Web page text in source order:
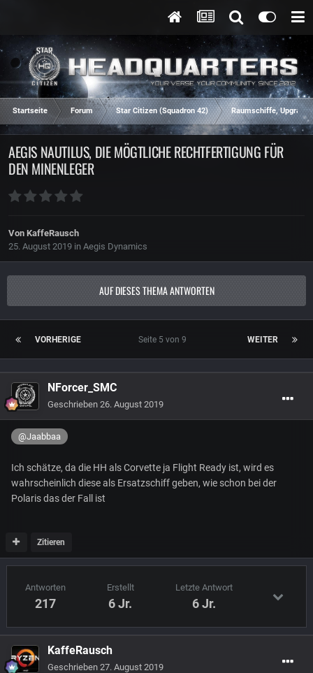
Startseite Forum Star Citizen (Squadron 42) Raumschiffe,
AEGIS NAUTILUS, DIE MÖGTLICHE RECHTFERTIGUNG FÜR
DEN MINENLEGER
Von KaffeRausch
25. August 2019 in Aegis Dynamics
AUF DIESES THEMA ANTWORTEN
VORHERIGE WEITER
Seite 5 von 9
NForcer_SMC
Geschrieben 26. August 2019
@Jaabbaa
Ich schätze, da die HH als Corvette ja Flight Ready ist, wird es
wahrscheinlich diese als Ersatzschiff geben, wie schon bei der
Polaris das der Fall ist
Zitieren
Antworten
217
Erstellt
6 Jr.
Letzte Antwort
6 Jr.
KaffeRausch
Geschrieben 27. August 2019